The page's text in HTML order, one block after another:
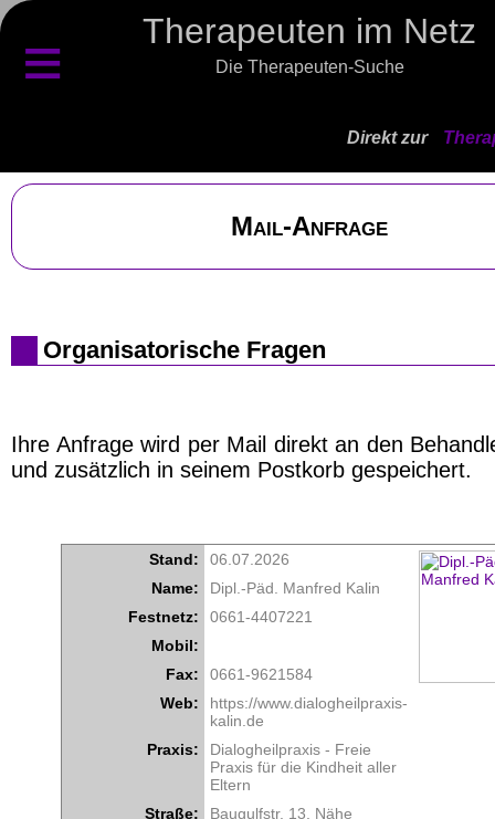
Therapeuten im Netz
Die Therapeuten-Suche
≡
Direkt zur
Mail-Anfrage
Organisatorische Fragen
Ihre Anfrage wird per Mail direkt an den
und zusätzlich in seinem Postkorb gespeichert.
Stand:
06.07.2026
Name:
Dipl.-Päd. Manfred Kalin
Festnetz:
0661-4407221
Mobil:
Fax:
0661-9621584
Web:
https://www.dialogheilpraxis-
kalin.de
Praxis:
Dialogheilpraxis - Freie
Praxis für die Kindheit aller
Eltern
Straße:
Baugulfstr. 13, Nähe